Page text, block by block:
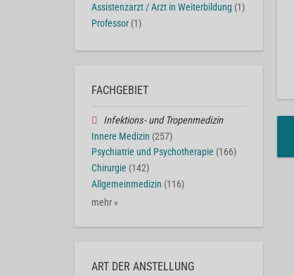
Assistenzarzt / Arzt in Weiterbildung (1)
Professor (1)
FACHGEBIET
Infektions- und Tropenmedizin
Innere Medizin (257)
Psychiatrie und Psychotherapie (166)
Chirurgie (142)
Allgemeinmedizin (116)
mehr »
ART DER ANSTELLUNG